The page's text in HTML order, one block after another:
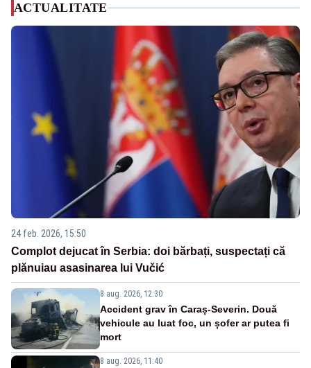
ACTUALITATE
24 feb. 2026, 15:50
Complot dejucat în Serbia: doi bărbați, suspectați că
plănuiau asasinarea lui Vučić
8 aug. 2026, 12:30
Accident grav în Caraș-Severin. Două
vehicule au luat foc, un șofer ar putea fi
mort
8 aug. 2026, 11:40